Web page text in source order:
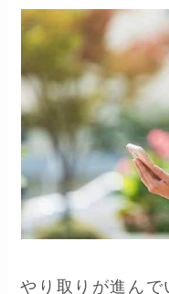
やり取りが進んで